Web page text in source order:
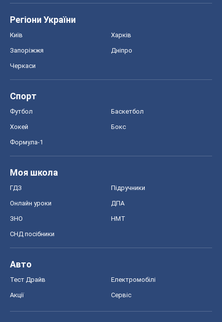
Регіони України
Київ Харків
Запоріжжя Дніпро
Черкаси
Спорт
Футбол Баскетбол
Хокей Бокс
Формула-1
Моя школа
ГДЗ Підручники
Онлайн уроки ДПА
ЗНО НМТ
СНД посібники
Авто
Тест Драйв Електромобілі
Акції Сервіс